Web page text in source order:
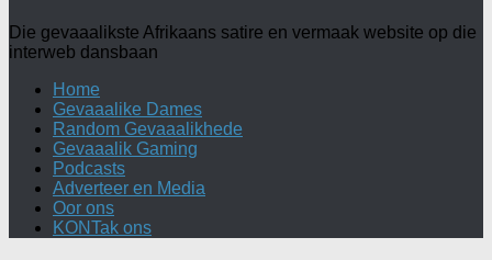
Die gevaaalikste Afrikaans satire en vermaak website op die
interweb dansbaan
Home
Gevaaalike Dames
Random Gevaaalikhede
Gevaaalik Gaming
Podcasts
Adverteer en Media
Oor ons
KONTak ons